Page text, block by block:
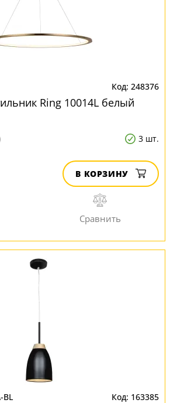
248376
Ring 10014L белый
3 шт.
В КОРЗИНУ
BL 163385